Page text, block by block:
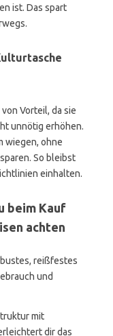
ist. Das spart
Vorteil, da sie
unnötig erhöhen.
wiegen, ohne
So bleibst
einhalten.
beim Kauf
achten
reißfestes
und
mit
dir das